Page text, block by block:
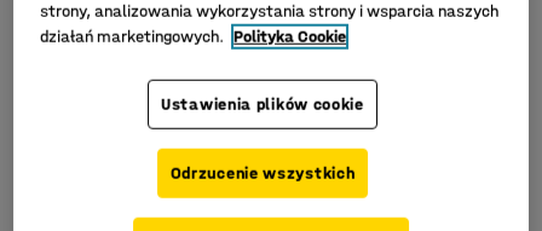
strony, analizowania wykorzystania strony i wsparcia naszych
działań marketingowych. Polityka Cookie
Ustawienia plików cookie
Odrzucenie wszystkich